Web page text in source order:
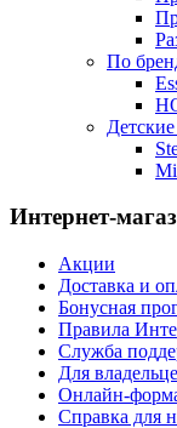
По
Интернет-
Акции
Доставка и
Бонусная
Правила
Служба
Для
Онлайн-
Справка для